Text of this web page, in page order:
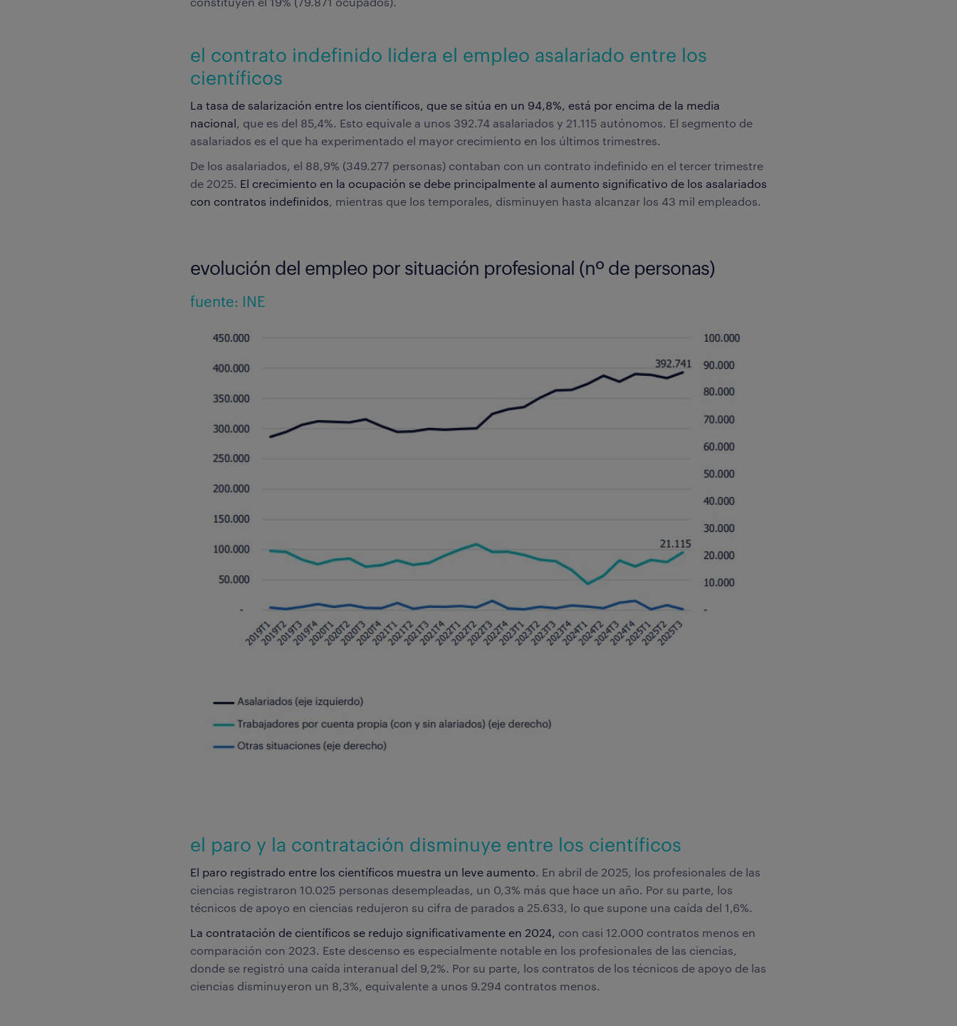
el contrato indefinido lidera el empleo asalariado entre los
científicos
La tasa de salarización entre los científicos, que se sitúa en un 94,8%, está por encima de la media
nacional, que es del 85,4%. Esto equivale a unos 392.74 asalariados y 21.115 autónomos. El segmento de
asalariados es el que ha experimentado el mayor crecimiento en los últimos trimestres.
De los asalariados, el 88,9% (349.277 personas) contaban con un contrato indefinido en el tercer trimestre
de 2025. El crecimiento en la ocupación se debe principalmente al aumento significativo de los asalariados
con contratos indefinidos, mientras que los temporales, disminuyen hasta alcanzar los 43 mil empleados.
evolución del empleo por situación profesional (nº de personas)
fuente: INE
el paro y la contratación disminuye entre los científicos
El paro registrado entre los científicos muestra un leve aumento. En abril de 2025, los profesionales de las
ciencias registraron 10.025 personas desempleadas, un 0,3% más que hace un año. Por su parte, los
técnicos de apoyo en ciencias redujeron su cifra de parados a 25.633, lo que supone una caída del 1,6%.
La contratación de científicos se redujo significativamente en 2024, con casi 12.000 contratos menos en
comparación con 2023. Este descenso es especialmente notable en los profesionales de las ciencias,
donde se registró una caída interanual del 9,2%. Por su parte, los contratos de los técnicos de apoyo de las
ciencias disminuyeron un 8,3%, equivalente a unos 9.294 contratos menos.